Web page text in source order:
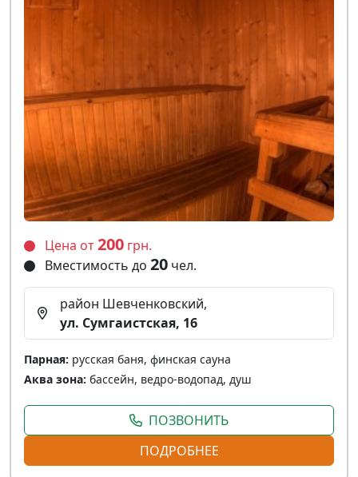
Цена от200 грн.
Вместимость до 20 чел.
район Шевченковский,
ул. Сумгаистская, 16
Парная: русская баня, финская сауна
Аква зона: бассейн, ведро-водопад, душ
ПОЗВОНИТЬ
ПОДРОБНЕЕ